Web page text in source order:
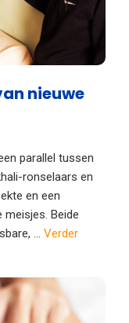
nieuwe
parallel tussen
ronselaars en
en een
meisjes. Beide
... Verder